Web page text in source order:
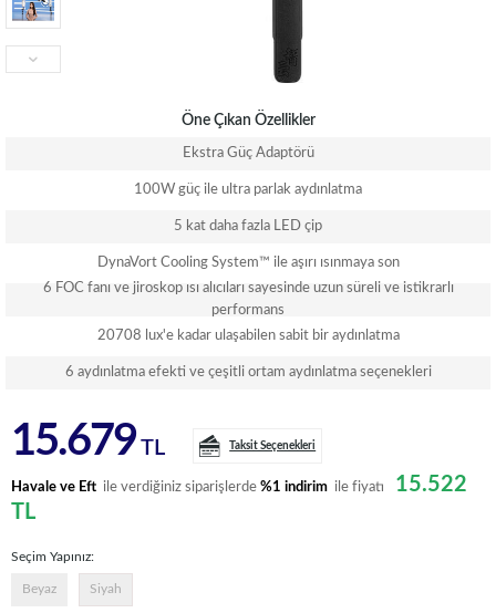
Öne Çıkan Özellikler
Ekstra Güç Adaptörü
100W güç ile ultra parlak aydınlatma
5 kat daha fazla LED çip
DynaVort Cooling System™ ile aşırı ısınmaya son
6 FOC fanı ve jiroskop ısı alıcıları sayesinde uzun süreli ve istikrarlı
performans
20708 lux'e kadar ulaşabilen sabit bir aydınlatma
6 aydınlatma efekti ve çeşitli ortam aydınlatma seçenekleri
15.679 TL Taksit Seçenekleri
Havale ve Eft ile verdiğiniz siparişlerde %1 indirim ile fiyatı
15.522
TL
Seçim Yapınız:
Beyaz Siyah